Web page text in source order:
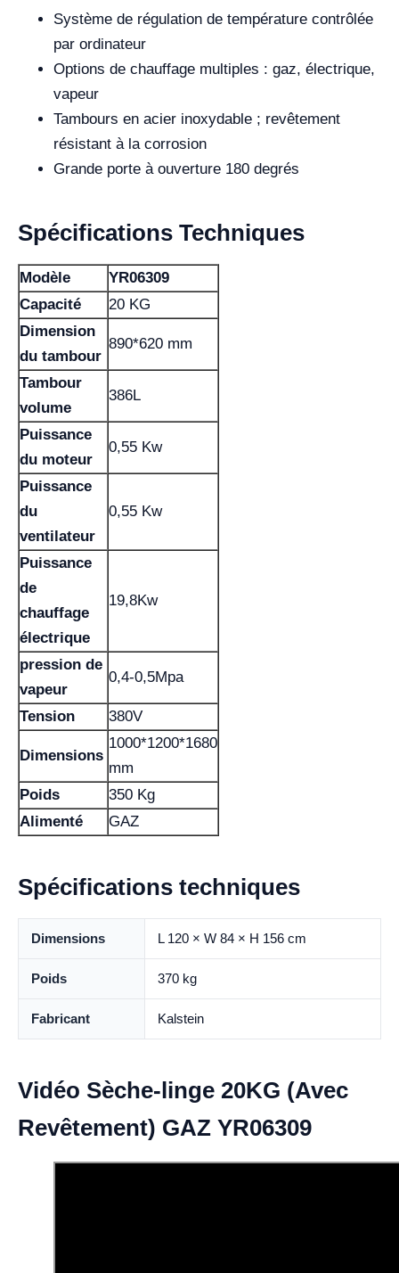
Système de régulation de température contrôlée
par ordinateur
Options de chauffage multiples : gaz, électrique,
vapeur
Tambours en acier inoxydable ; revêtement
résistant à la corrosion
Grande porte à ouverture 180 degrés
Spécifications Techniques
Modèle
YR06309
Capacité
20 KG
Dimension
du tambour
890*620 mm
Tambour
volume
386L
Puissance
du moteur
0,55 Kw
Puissance
du
ventilateur
0,55 Kw
Puissance
de
chauffage
électrique
19,8Kw
pression de
vapeur
0,4-0,5Mpa
Tension 380V
Dimensions
1000*1200*1680
mm
Poids
350 Kg
Alimenté
GAZ
Spécifications techniques
Dimensions L 120 × W 84 × H 156 cm
Poids 370 kg
Fabricant Kalstein
Vidéo Sèche-linge 20KG (Avec
Revêtement) GAZ YR06309